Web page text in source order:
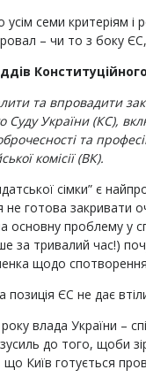
семи критеріям і
– чи то з боку ЄС,
та впровадити
Суду України (КС),
та
комісії (ВК).
сімки” є
не готова
основну проблему у
за тривалий час!)
щодо
ЄС не дає
року влада України –
до того, щоби
Київ готується